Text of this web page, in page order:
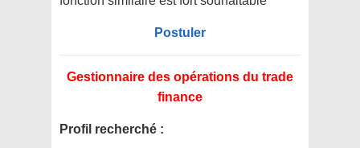
Postuler
Gestionnaire des opérations du trade
finance
Profil recherché :